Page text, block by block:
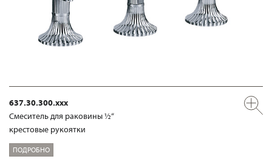
637.30.300.xxx
Смеситель для раковины ½“
крестовые рукоятки
ПОДРОБНО